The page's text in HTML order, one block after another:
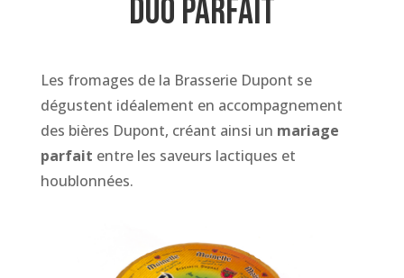
duo parfait
Les fromages de la Brasserie Dupont se
dégustent idéalement en accompagnement
des bières Dupont, créant ainsi un mariage
parfait entre les saveurs lactiques et
houblonnées.